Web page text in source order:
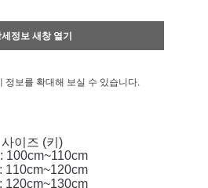
정보 새창 열기
정보를 확대해 보실 수 있습니다.
사이즈 (키)
100cm~110cm
110cm~120cm
120cm~130cm